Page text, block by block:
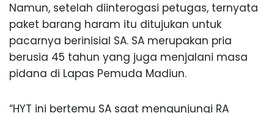
Namun, setelah diinterogasi petugas, ternyata
paket barang haram itu ditujukan untuk
pacarnya berinisial SA. SA merupakan pria
berusia 45 tahun yang juga menjalani masa
pidana di Lapas Pemuda Madiun.
“HYT ini bertemu SA saat mengunjungi RA